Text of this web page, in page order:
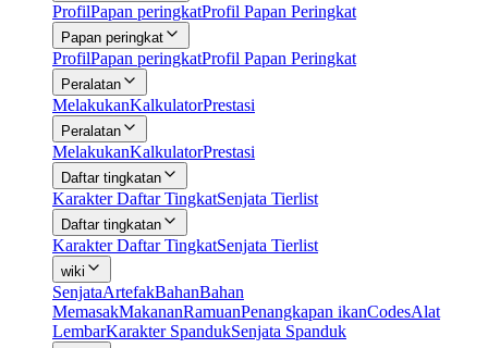
ProfilPapan peringkatProfil Papan Peringkat
Papan peringkat
ProfilPapan peringkatProfil Papan Peringkat
Peralatan
MelakukanKalkulatorPrestasi
Peralatan
MelakukanKalkulatorPrestasi
Daftar tingkatan
Karakter Daftar TingkatSenjata Tierlist
Daftar tingkatan
Karakter Daftar TingkatSenjata Tierlist
wiki
SenjataArtefakBahanBahan
MemasakMakananRamuanPenangkapan ikanCodesAlat
LembarKarakter SpandukSenjata Spanduk